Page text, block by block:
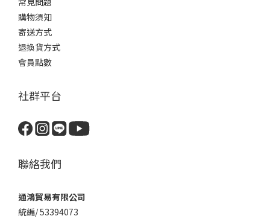
購物須知
寄送方式
退換貨方式
會員點數
社群平台
聯絡我們
通鴻貿易有限公司
統編/ 53394073